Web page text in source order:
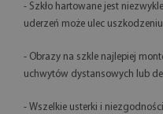
- Szkło hartowane jest
uderzeń może ulec
- Obrazy na szkle najlepiej
uchwytów dystansowych lub
- Wszelkie usterki i